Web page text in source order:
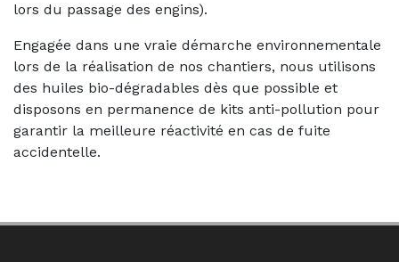
lors du passage des engins).
Engagée dans une vraie démarche environnementale
lors de la réalisation de nos chantiers, nous utilisons
des huiles bio-dégradables dès que possible et
disposons en permanence de kits anti-pollution pour
garantir la meilleure réactivité en cas de fuite
accidentelle.